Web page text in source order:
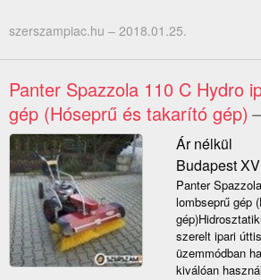
szerszampiac.hu – 2018.01.25.
Panter Spazzola 110 C Hydro
gép (Hóseprű és takarító gép)
Ár nélkül
Budapest
Panter
lombseprű gép
szerelt ipari
üzemmódban
kiválóan